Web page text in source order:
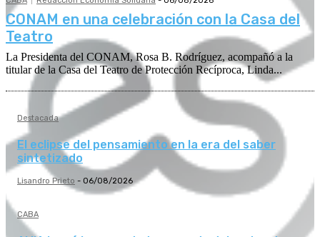
CONAM en una celebración con la Casa del
Teatro
La Presidenta del CONAM, Rosa B. Rodríguez, acompañó a la
titular de la Casa del Teatro de Protección Recíproca, Linda...
Destacada
El eclipse del pensamiento en la era del saber
sintetizado
Lisandro Prieto - 06/08/2026
CABA